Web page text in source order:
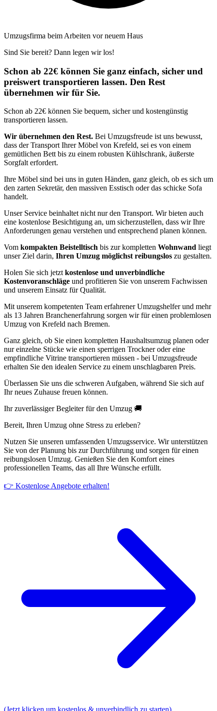
Umzugsfirma beim Arbeiten vor neuem Haus
Sind Sie bereit? Dann legen wir los!
Schon ab 22€ können Sie ganz einfach, sicher und
preiswert transportieren lassen. Den Rest
übernehmen wir für Sie.
Schon ab 22€ können Sie bequem, sicher und kostengünstig
transportieren lassen.
Wir übernehmen den Rest. Bei Umzugsfreude ist uns bewusst,
dass der Transport Ihrer Möbel von Krefeld, sei es von einem
gemütlichen Bett bis zu einem robusten Kühlschrank, äußerste
Sorgfalt erfordert.
Ihre Möbel sind bei uns in guten Händen, ganz gleich, ob es sich um
den zarten Sekretär, den massiven Esstisch oder das schicke Sofa
handelt.
Unser Service beinhaltet nicht nur den Transport. Wir bieten auch
eine kostenlose Besichtigung an, um sicherzustellen, dass wir Ihre
Anforderungen genau verstehen und entsprechend planen können.
Vom kompakten Beistelltisch bis zur kompletten Wohnwand liegt
unser Ziel darin, Ihren Umzug möglichst reibungslos zu gestalten.
Holen Sie sich jetzt kostenlose und unverbindliche
Kostenvoranschläge und profitieren Sie von unserem Fachwissen
und unserem Einsatz für Qualität.
Mit unserem kompetenten Team erfahrener Umzugshelfer und mehr
als 13 Jahren Branchenerfahrung sorgen wir für einen problemlosen
Umzug von Krefeld nach Bremen.
Ganz gleich, ob Sie einen kompletten Haushaltsumzug planen oder
nur einzelne Stücke wie einen sperrigen Trockner oder eine
empfindliche Vitrine transportieren müssen - bei Umzugsfreude
erhalten Sie den idealen Service zu einem unschlagbaren Preis.
Überlassen Sie uns die schweren Aufgaben, während Sie sich auf
Ihr neues Zuhause freuen können.
Ihr zuverlässiger Begleiter für den Umzug 🚚
Bereit, Ihren Umzug ohne Stress zu erleben?
Nutzen Sie unseren umfassenden Umzugsservice. Wir unterstützen
Sie von der Planung bis zur Durchführung und sorgen für einen
reibungslosen Umzug. Genießen Sie den Komfort eines
professionellen Teams, das all Ihre Wünsche erfüllt.
👉 Kostenlose Angebote erhalten!